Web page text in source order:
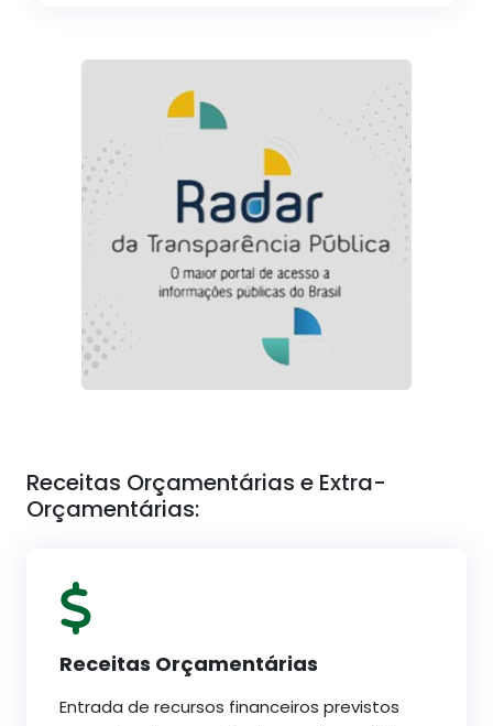
Receitas Orçamentárias e Extra-
Orçamentárias:
Receitas Orçamentárias
Entrada de recursos financeiros previstos